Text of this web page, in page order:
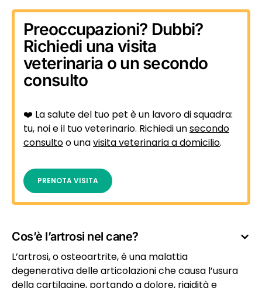
Preoccupazioni? Dubbi?
Richiedi una visita
veterinaria o un secondo
consulto
❤️ La salute del tuo pet è un lavoro di squadra:
tu, noi e il tuo veterinario. Richiedi unsecondo
consultoo unavisita veterinaria a domicilio.
PRENOTA VISITA
Cos’è l’artrosi nel cane?
L’artrosi, o osteoartrite, è una malattia
degenerativa delle articolazioni che causa l’usura
della cartilagine, portando a dolore, rigidità e